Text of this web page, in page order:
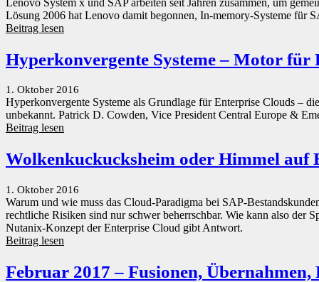
Lösung 2006 hat Lenovo damit begonnen, In-memory-Systeme für
Beitrag lesen
Hyperkonvergente Systeme – Motor
1. Oktober 2016
Hyperkonvergente Systeme als Grundlage für Enterprise Clouds –
unbekannt. Patrick D. Cowden, Vice President Central Europe &
Beitrag lesen
Wolkenkuckucksheim oder Himmel auf
1. Oktober 2016
Warum und wie muss das Cloud-Paradigma bei SAP-
rechtliche Risiken sind nur schwer beherrschbar. Wie kann also der
Nutanix-Konzept der Enterprise Cloud gibt Antwort.
Beitrag lesen
Februar 2017 – Fusionen, Übernahmen,